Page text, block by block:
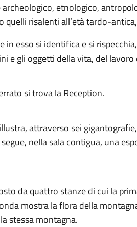
archeologico, etnologico,
risalenti all’età tardo-
esso si identifica e si
e gli oggetti della vita, del
si trova la Reception.
attraverso sei
nella sala contigua, una
da quattro stanze di cui la
mostra la flora della
stessa montagna.